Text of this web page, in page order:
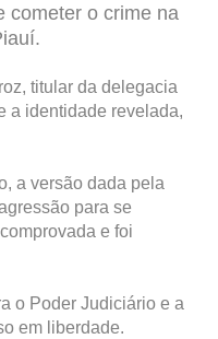
cometer o crime na
titular da delegacia
a identidade revelada,
a versão dada pela
para se
e foi
o Poder Judiciário e a
em liberdade.